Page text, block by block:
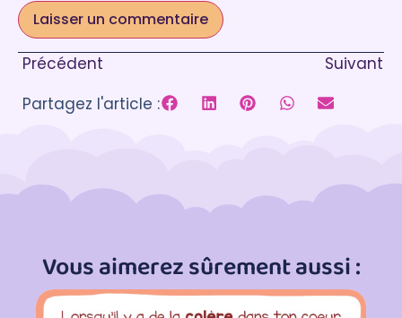
Précédent
Suivant
Partagez l'article :
Vous aimerez sûrement aussi :